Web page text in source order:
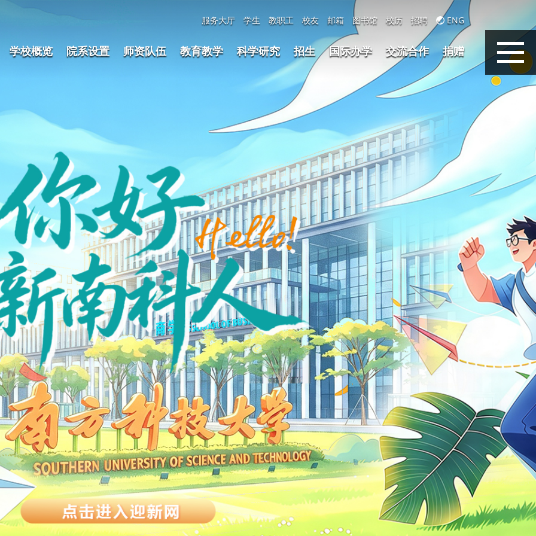
ENG
招聘
校历
图书馆
邮箱
校友
教职工
学生
服务大厅
捐赠
交流合作
国际办学
招生
科学研究
教育教学
师资队伍
院系设置
学校概览